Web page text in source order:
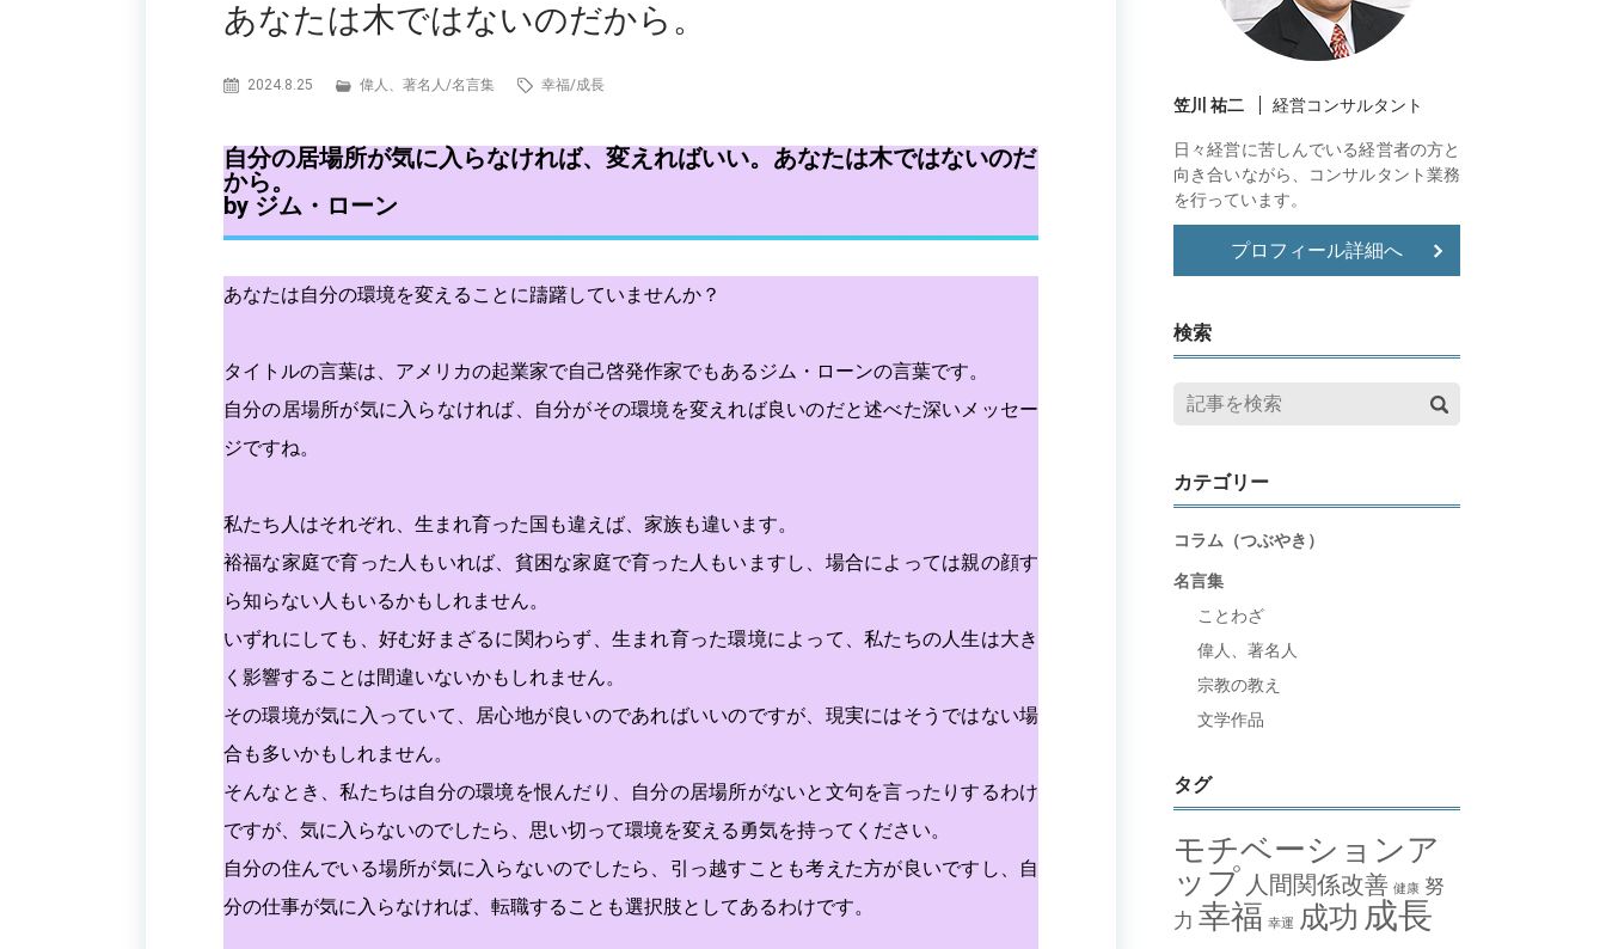
あなたは木ではないのだから。
2024.8.25 偉人、著名人/名言集 幸福/成長
自分の居場所が気に入らなければ、変えればいい。あなたは木ではないのだ
から。
by ジム・ローン
あなたは自分の環境を変えることに躊躇していませんか？
タイトルの言葉は、アメリカの起業家で自己啓発作家でもあるジム・ローンの言葉です。
自分の居場所が気に入らなければ、自分がその環境を変えれば良いのだと述べた深いメッセー
ジですね。
私たち人はそれぞれ、生まれ育った国も違えば、家族も違います。
裕福な家庭で育った人もいれば、貧困な家庭で育った人もいますし、場合によっては親の顔す
ら知らない人もいるかもしれません。
いずれにしても、好む好まざるに関わらず、生まれ育った環境によって、私たちの人生は大き
く影響することは間違いないかもしれません。
その環境が気に入っていて、居心地が良いのであればいいのですが、現実にはそうではない場
合も多いかもしれません。
そんなとき、私たちは自分の環境を恨んだり、自分の居場所がないと文句を言ったりするわけ
ですが、気に入らないのでしたら、思い切って環境を変える勇気を持ってください。
自分の住んでいる場所が気に入らないのでしたら、引っ越すことも考えた方が良いですし、自
分の仕事が気に入らなければ、転職することも選択肢としてあるわけです。
笠川 祐二 経営コンサルタント
日々経営に苦しんでいる経営者の方と
向き合いながら、コンサルタント業務
を行っています。
プロフィール詳細へ
検索
カテゴリー
コラム（つぶやき）
名言集
ことわざ
偉人、著名人
宗教の教え
文学作品
タグ
モチベーションア
ップ 人間関係改善 健康 努
力 幸福 幸運 成功 成長